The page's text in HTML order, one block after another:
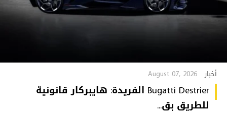
أخبار August 07, 2026
Bugatti Destrier الفريدة: هايبركار قانونية
للطريق بق...